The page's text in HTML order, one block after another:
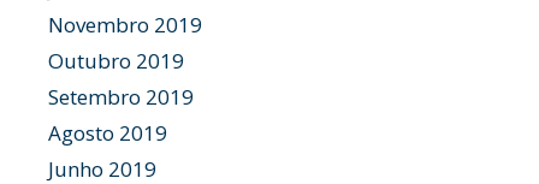
Novembro 2019
Outubro 2019
Setembro 2019
Agosto 2019
Junho 2019